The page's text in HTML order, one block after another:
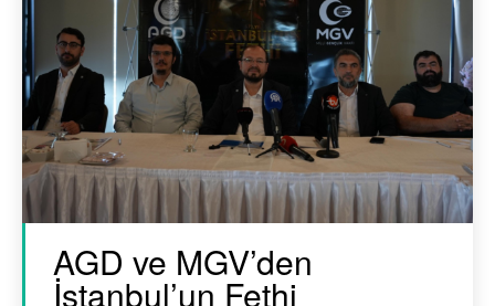
AGD ve MGV’den
İstanbul’un Fethi